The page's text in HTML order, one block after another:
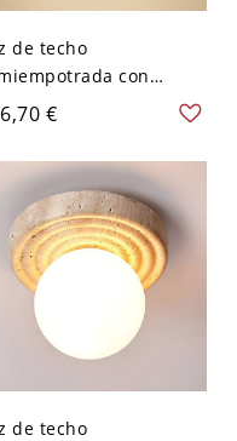
de techo
con
de piedra caqui y
de vidrio blanco
tamaños de 5 a 9
- 110 A 120 V
€
de techo